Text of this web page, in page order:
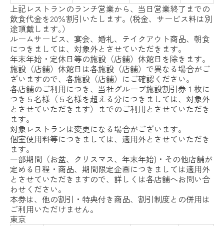
上記レストランのランチ営業から、当日営業終了までの
飲食代金を20％割引いたします。(税金、サービス料は別
途頂戴します｡）
ルームサービス、宴会、婚礼、テイクアウト商品、朝食
につきましては、対象外とさせていただきます。
年末年始・定休日等の施設（店舗）休館日を除きます。
施設（店舗）休館日は各施設（店舗）で異なる場合がご
ざいますので、各施設（店舗）にご確認ください。
各店舗のご利用につき、当社グループ施設割引券１枚に
つき５名様（５名様を超える分につきましては、対象外
とさせていただきます）までのご利用とさせていただき
ます。
対象レストランは変更になる場合がございます。
個室使用料等につきましては、適用外とさせていただき
ます。
一部期間（お盆、クリスマス、年末年始)・その他店舗が
定める日程・商品、期間限定企画につきましては適用外
とさせていただきますので、詳しくは各店舗へお問い合
わせください。
本券は、他の割引・特典付き商品、割引制度との併用は
ご利用いただけません。
東京